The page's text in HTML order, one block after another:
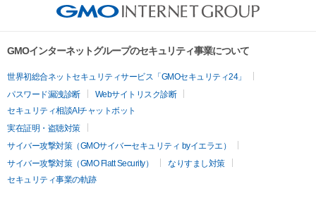
GMOインターネットグループのセキュリティ事業について
世界初総合ネットセキュリティサービス「GMOセキュリティ24」
パスワード漏洩診断
Webサイトリスク診断
セキュリティ相談AIチャットボット
実在証明・盗聴対策
サイバー攻撃対策（GMOサイバーセキュリティ byイエラエ）
サイバー攻撃対策（GMO Flatt Security）
なりすまし対策
セキュリティ事業の軌跡